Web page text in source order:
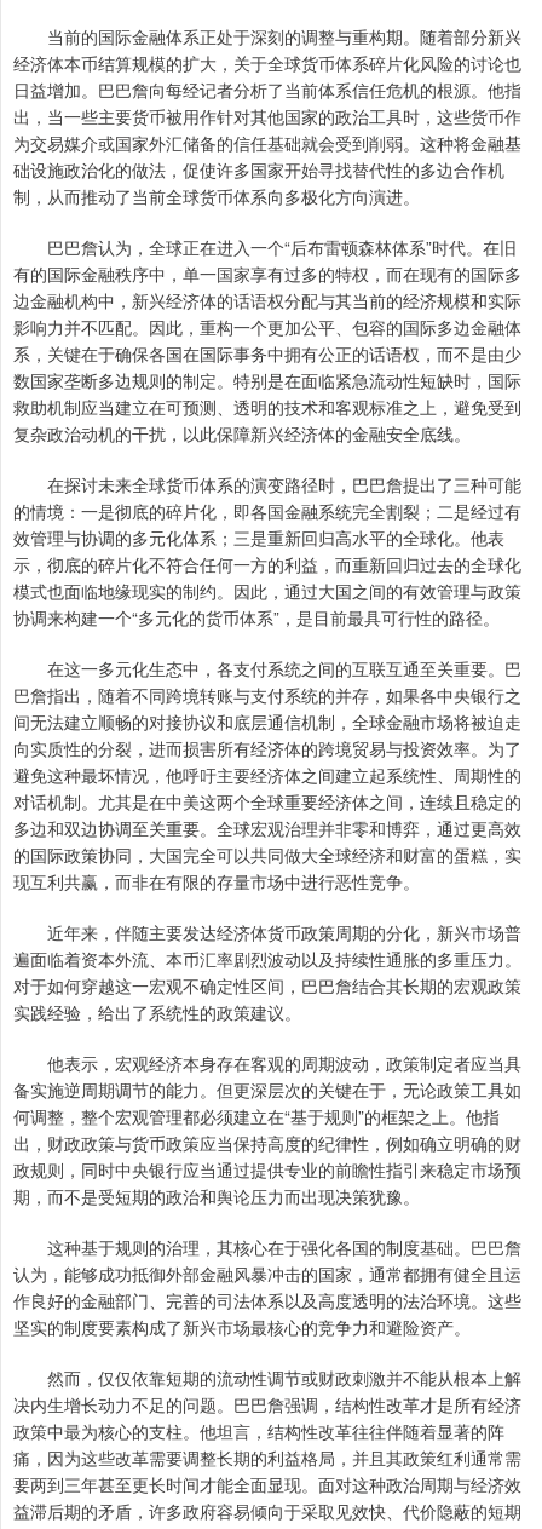
当前的国际金融体系正处于深刻的调整与重构期。随着部分新兴
经济体本币结算规模的扩大，关于全球货币体系碎片化风险的讨论也
日益增加。巴巴詹向每经记者分析了当前体系信任危机的根源。他指
出，当一些主要货币被用作针对其他国家的政治工具时，这些货币作
为交易媒介或国家外汇储备的信任基础就会受到削弱。这种将金融基
础设施政治化的做法，促使许多国家开始寻找替代性的多边合作机
制，从而推动了当前全球货币体系向多极化方向演进。
巴巴詹认为，全球正在进入一个“后布雷顿森林体系”时代。在旧
有的国际金融秩序中，单一国家享有过多的特权，而在现有的国际多
边金融机构中，新兴经济体的话语权分配与其当前的经济规模和实际
影响力并不匹配。因此，重构一个更加公平、包容的国际多边金融体
系，关键在于确保各国在国际事务中拥有公正的话语权，而不是由少
数国家垄断多边规则的制定。特别是在面临紧急流动性短缺时，国际
救助机制应当建立在可预测、透明的技术和客观标准之上，避免受到
复杂政治动机的干扰，以此保障新兴经济体的金融安全底线。
在探讨未来全球货币体系的演变路径时，巴巴詹提出了三种可能
的情境：一是彻底的碎片化，即各国金融系统完全割裂；二是经过有
效管理与协调的多元化体系；三是重新回归高水平的全球化。他表
示，彻底的碎片化不符合任何一方的利益，而重新回归过去的全球化
模式也面临地缘现实的制约。因此，通过大国之间的有效管理与政策
协调来构建一个“多元化的货币体系”，是目前最具可行性的路径。
在这一多元化生态中，各支付系统之间的互联互通至关重要。巴
巴詹指出，随着不同跨境转账与支付系统的并存，如果各中央银行之
间无法建立顺畅的对接协议和底层通信机制，全球金融市场将被迫走
向实质性的分裂，进而损害所有经济体的跨境贸易与投资效率。为了
避免这种最坏情况，他呼吁主要经济体之间建立起系统性、周期性的
对话机制。尤其是在中美这两个全球重要经济体之间，连续且稳定的
多边和双边协调至关重要。全球宏观治理并非零和博弈，通过更高效
的国际政策协同，大国完全可以共同做大全球经济和财富的蛋糕，实
现互利共赢，而非在有限的存量市场中进行恶性竞争。
近年来，伴随主要发达经济体货币政策周期的分化，新兴市场普
遍面临着资本外流、本币汇率剧烈波动以及持续性通胀的多重压力。
对于如何穿越这一宏观不确定性区间，巴巴詹结合其长期的宏观政策
实践经验，给出了系统性的政策建议。
他表示，宏观经济本身存在客观的周期波动，政策制定者应当具
备实施逆周期调节的能力。但更深层次的关键在于，无论政策工具如
何调整，整个宏观管理都必须建立在“基于规则”的框架之上。他指
出，财政政策与货币政策应当保持高度的纪律性，例如确立明确的财
政规则，同时中央银行应当通过提供专业的前瞻性指引来稳定市场预
期，而不是受短期的政治和舆论压力而出现决策犹豫。
这种基于规则的治理，其核心在于强化各国的制度基础。巴巴詹
认为，能够成功抵御外部金融风暴冲击的国家，通常都拥有健全且运
作良好的金融部门、完善的司法体系以及高度透明的法治环境。这些
坚实的制度要素构成了新兴市场最核心的竞争力和避险资产。
然而，仅仅依靠短期的流动性调节或财政刺激并不能从根本上解
决内生增长动力不足的问题。巴巴詹强调，结构性改革才是所有经济
政策中最为核心的支柱。他坦言，结构性改革往往伴随着显著的阵
痛，因为这些改革需要调整长期的利益格局，并且其政策红利通常需
要两到三年甚至更长时间才能全面显现。面对这种政治周期与经济效
益滞后期的矛盾，许多政府容易倾向于采取见效快、代价隐蔽的短期